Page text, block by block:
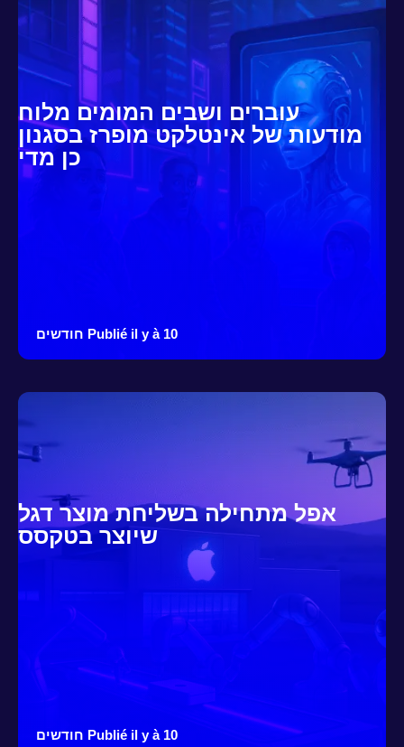
עוברים ושבים המומים מלוח
מודעות של אינטלקט מופרז בסגנון
כן מדי
Publié il y à 10 חודשים
אפל מתחילה בשליחת מוצר דגל
שיוצר בטקסס
Publié il y à 10 חודשים